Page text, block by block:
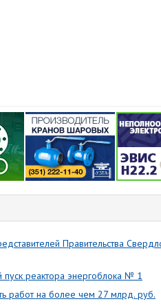
Правительства
реактора энергоблока № 1
работ на более чем 27 млрд. руб.